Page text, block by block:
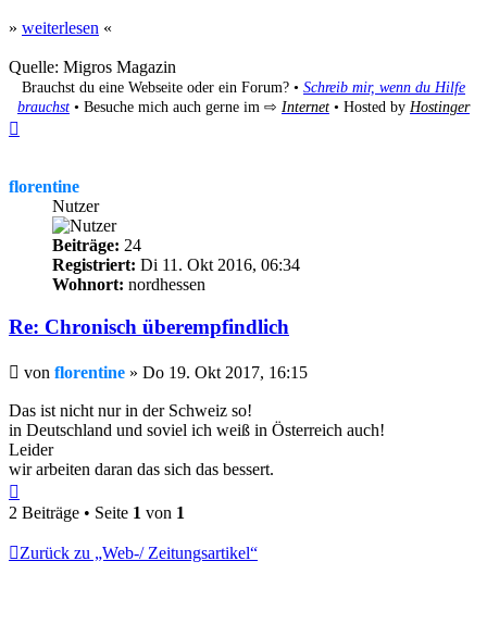
» weiterlesen «
Quelle: Migros Magazin
Brauchst du eine Webseite oder ein Forum? • Schreib mir, wenn du Hilfe
brauchst • Besuche mich auch gerne im ⇨ Internet • Hosted by Hostinger
florentine
Nutzer
Beiträge: 24
Registriert: Di 11. Okt 2016, 06:34
Wohnort: nordhessen
Re: Chronisch überempfindlich
Beitrag
von florentine » Do 19. Okt 2017, 16:15
Das ist nicht nur in der Schweiz so!
in Deutschland und soviel ich weiß in Österreich auch!
Leider
wir arbeiten daran das sich das bessert.
oben
2 Beiträge • Seite 1 von 1
Zurück zu „Web-/ Zeitungsartikel“